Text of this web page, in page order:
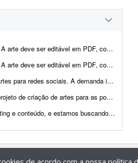
pela gráfica. Quero unir dois elementos: o lobo ficar&aac...
pela gráfica. Quero unir dois elementos: o lobo no cart&a...
será de: * 8 artes para o feed por mês; * Stori...
loja virtual iniciante de camisas de futebol. O trabalho envolv...
gráfico(a) focado(a) em social media para estabelecer um...